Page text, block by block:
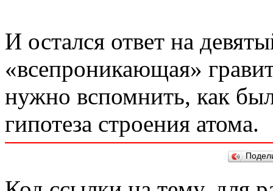
И остался ответ на
«всепроникающая»
нужно вспомнить, как
гипотеза строения атома.